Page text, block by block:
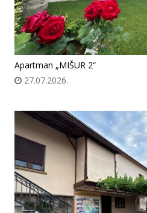
Apartman „MIŠUR 2“
27.07.2026.